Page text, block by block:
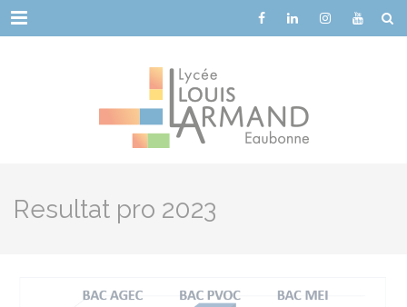
Menu
Resultat pro 2023
Cookies management panel